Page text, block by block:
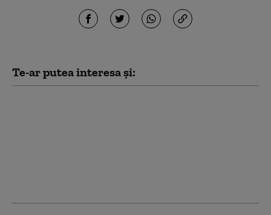
Te-ar putea interesa și: